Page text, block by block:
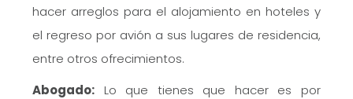
hacer arreglos para el alojamiento en hoteles y
el regreso por avión a sus lugares de residencia,
entre otros ofrecimientos.
Abogado: Lo que tienes que hacer es por